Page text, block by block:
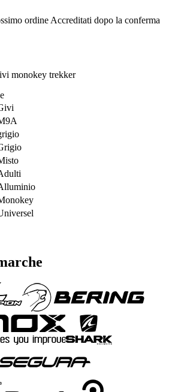
ordine Accreditati dopo la conferma
monokey trekker